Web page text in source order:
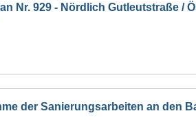
Nr. 929 - Nördlich Gutleutstraße /
der Sanierungsarbeiten an den